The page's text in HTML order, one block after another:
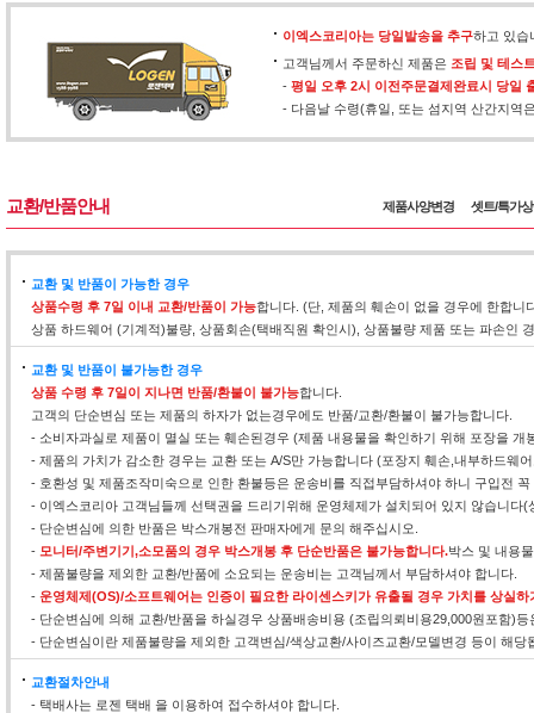
이엑스코리아는 당일발송을 추구하고 있습
고객님께서 주문하신 제품은 조립 및 테스
- 평일 오후 2시 이전주문결제완료시 당일
- 다음날 수령(휴일, 또는 섬지역 산간지역
교환/반품안내 제품사양변경 셋트/특가
교환 및 반품이 가능한 경우
상품수령 후 7일 이내 교환/반품이 가능합니다. (단, 제품의 훼손이 없을 경우에 한합니
상품 하드웨어 (기계적)불량, 상품회손(택배직원 확인시), 상품불량 제품 또는 파손인
교환 및 반품이 불가능한 경우
상품 수령 후 7일이 지나면 반품/환불이 불가능합니다.
고객의 단순변심 또는 제품의 하자가 없는경우에도 반품/교환/환불이 불가능합니다.
- 소비자과실로 제품이 멸실 또는 훼손된경우 (제품 내용물을 확인하기 위해 포장을 개
- 제품의 가치가 감소한 경우는 교환 또는 A/S만 가능합니다 (포장지 훼손,내부하드웨
- 호환성 및 제품조작미숙으로 인한 환불등은 운송비를 직접부담하셔야 하니 구입전
- 이엑스코리아 고객님들께 선택권을 드리기위해 운영체제가 설치되어 있지 않습니다
- 단순변심에 의한 반품은 박스개봉전 판매자에게 문의 해주십시오.
- 모니터/주변기기,소모품의 경우 박스개봉 후 단순반품은 불가능합니다.박스 및 내용
- 제품불량을 제외한 교환/반품에 소요되는 운송비는 고객님께서 부담하셔야 합니다.
- 운영체제(OS)/소프트웨어는 인증이 필요한 라이센스키가 유출될 경우 가치를 상실
- 단순변심에 의해 교환/반품을 하실경우 상품배송비용 (조립의뢰비용29,000원포함)
- 단순변심이란 제품불량을 제외한 고객변심/색상교환/사이즈교환/모델변경 등이 해당
교환절차안내
- 택배사는 로젠 택배 을 이용하여 접수하셔야 합니다.